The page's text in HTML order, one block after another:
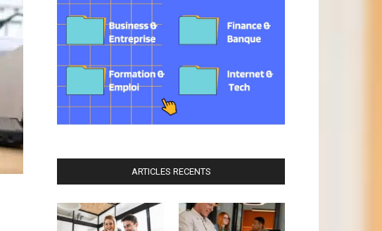
ARTICLES RECENTS